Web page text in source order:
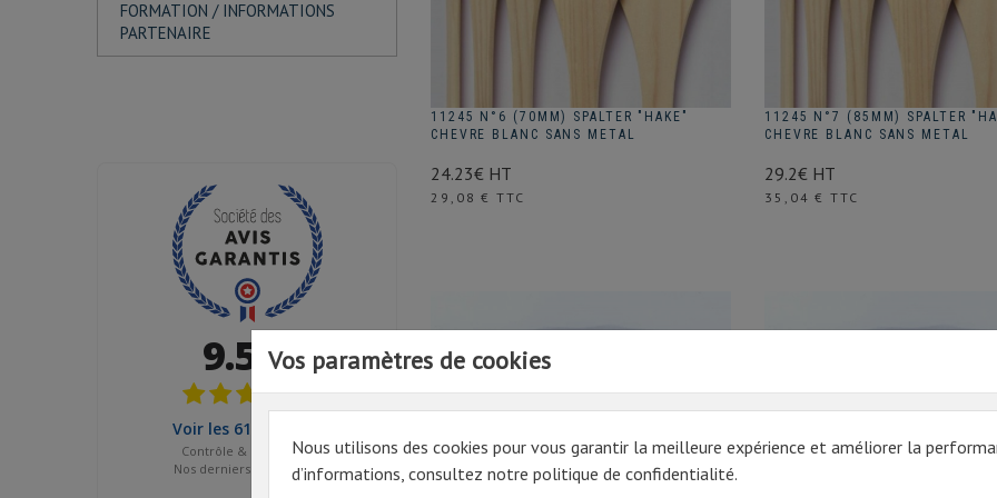
Vos paramètres de cookies
Nous utilisons des cookies pour vous garantir la meilleure expérience et améliorer la
d’informations, consultez notre politique de confidentialité.
FORMATION / INFORMATIONS
PARTENAIRE
11245 N°6 (70MM) SPALTER "HAKE"
CHEVRE BLANC SANS METAL
24.23€ HT
Prix
29,08 € TTC
11245 N°7 (85MM) SPALTER
CHEVRE BLANC SANS METAL
29.2€ HT
Prix
35,04 € TTC